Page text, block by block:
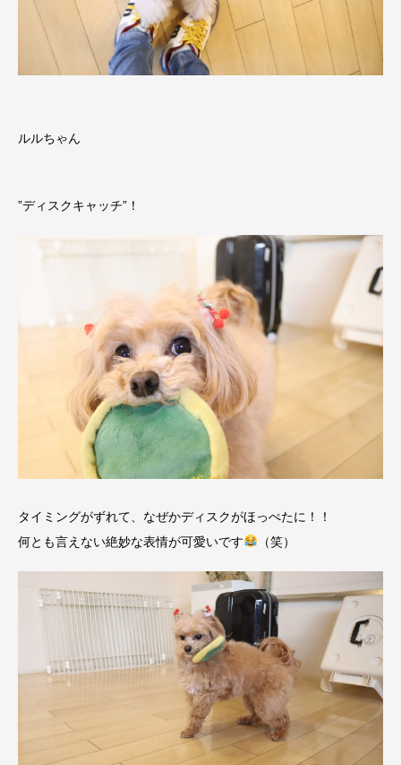
ルルちゃん
”ディスクキャッチ”！
タイミングがずれて、なぜかディスクがほっぺたに！！
何とも言えない絶妙な表情が可愛いです
（笑）